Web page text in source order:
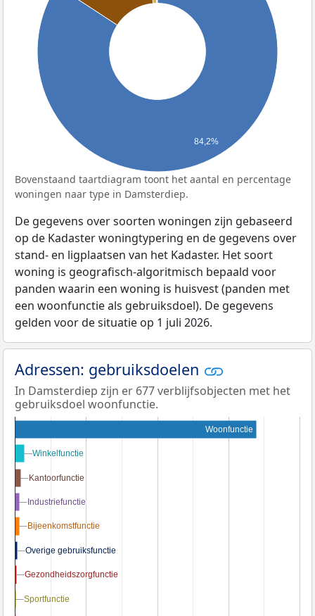
84,2%
Bovenstaand taartdiagram toont het aantal en percentage
woningen naar type in Damsterdiep.
De gegevens over soorten woningen zijn gebaseerd
op de Kadaster woningtypering en de gegevens over
stand- en ligplaatsen van het Kadaster. Het soort
woning is geografisch-algoritmisch bepaald voor
panden waarin een woning is huisvest (panden met
een woonfunctie als gebruiksdoel). De gegevens
gelden voor de situatie op 1 juli 2026.
Adressen: gebruiksdoelen
In Damsterdiep zijn er 677 verblijfsobjecten met het
gebruiksdoel woonfunctie.
Woonfunctie
Winkelfunctie
Winkelfunctie
Kantoorfunctie
Kantoorfunctie
Industriefunctie
Industriefunctie
Bijeenkomstfunctie
Bijeenkomstfunctie
Overige gebruiksfunctie
Overige gebruiksfunctie
Gezondheidszorgfunctie
Gezondheidszorgfunctie
Sportfunctie
Sportfunctie